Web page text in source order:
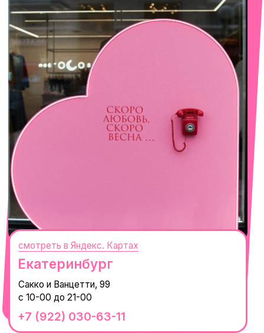
Сочи
Село Эстосадок, ТРЦ Горки Молл,
Горная Карусель, 3
+7 (919) 374-04-04
с 10-00 до 22-00
смотреть в Яндекс. Картах